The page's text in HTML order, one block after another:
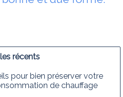
récents
pour bien préserver votre
de chauffage